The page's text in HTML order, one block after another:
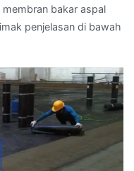
bakar aspal
penjelasan di bawah